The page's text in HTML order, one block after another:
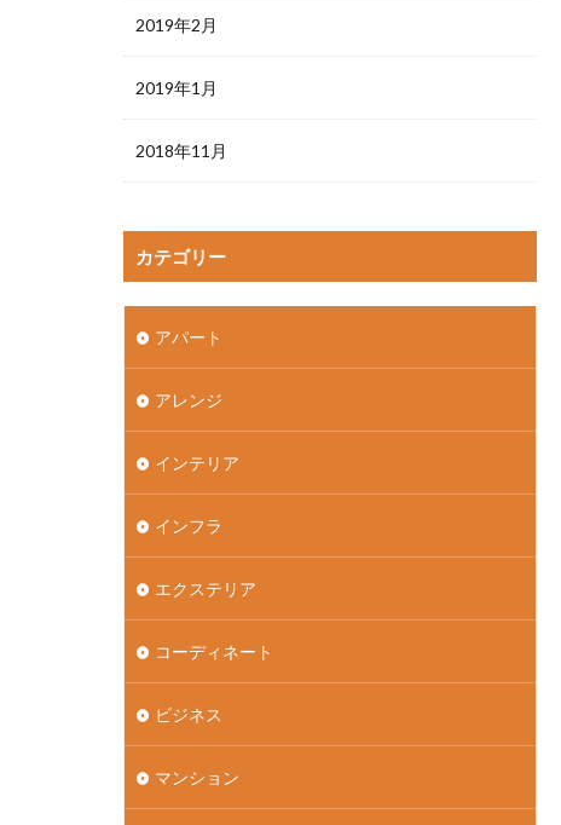
2019年2月
2019年1月
2018年11月
カテゴリー
アパート
アレンジ
インテリア
インフラ
エクステリア
コーディネート
ビジネス
マンション